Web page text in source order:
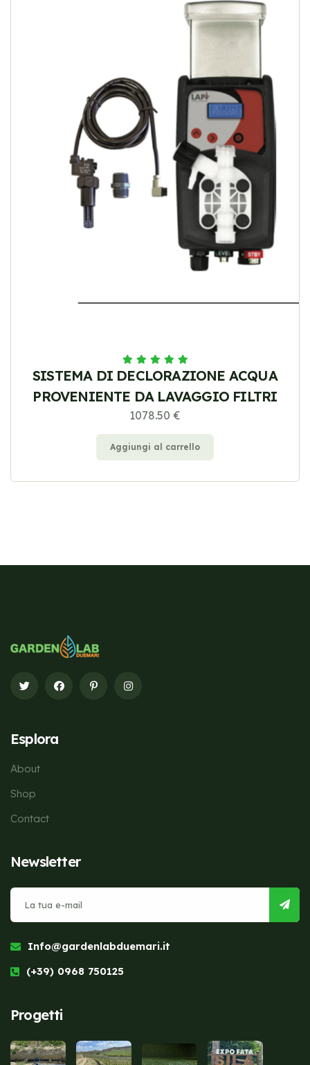
SISTEMA DI DECLORAZIONE ACQUA
PROVENIENTE DA LAVAGGIO FILTRI
1078.50 €
Aggiungi al carrello
Esplora
About
Shop
Contact
Newsletter
Info@gardenlabduemari.it
(+39) 0968 750125
Progetti